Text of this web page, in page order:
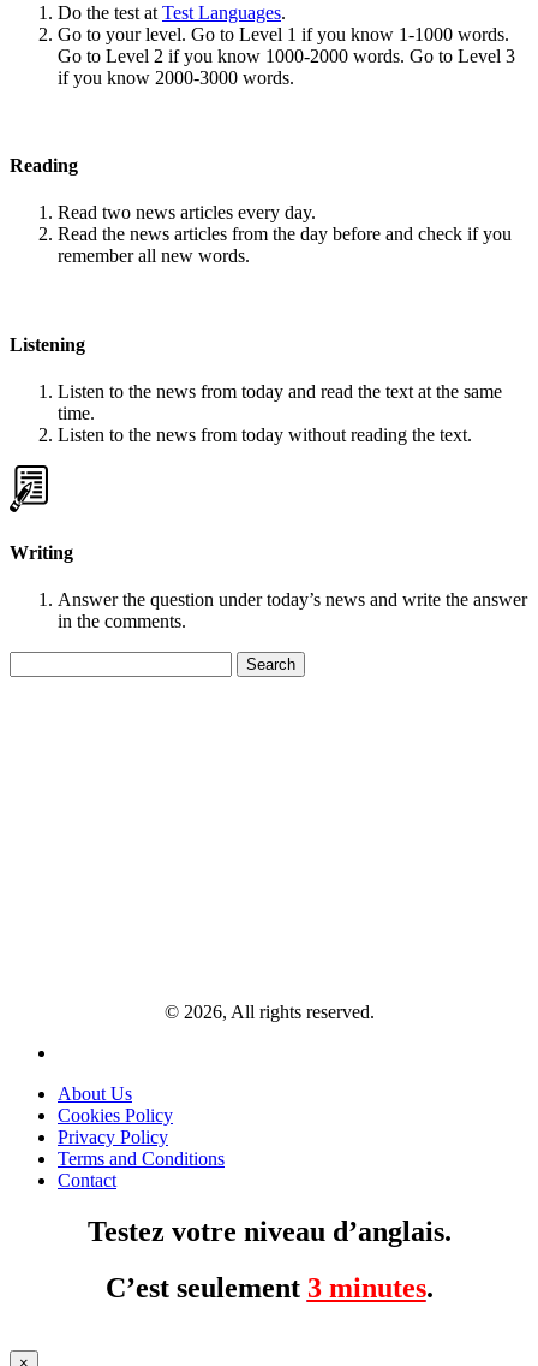
Do the test at Test Languages.
Go to your level. Go to Level 1 if you know 1-1000 words.
Go to Level 2 if you know 1000-2000 words. Go to Level 3
if you know 2000-3000 words.
Reading
Read two news articles every day.
Read the news articles from the day before and check if you
remember all new words.
Listening
Listen to the news from today and read the text at the same
time.
Listen to the news from today without reading the text.
Writing
Answer the question under today’s news and write the answer
in the comments.
for:
© 2026, All rights reserved.
About Us
Cookies Policy
Privacy Policy
Terms and Conditions
Contact
Testez votre niveau d’anglais.
C’est seulement 3 minutes.